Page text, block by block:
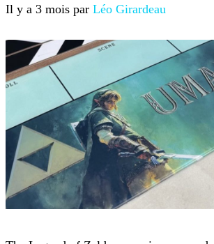
Il y a 3 mois par Léo Girardeau